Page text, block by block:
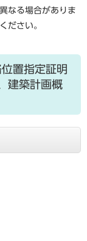
なる場合がありま
ださい。
置指定証明
建築計画概